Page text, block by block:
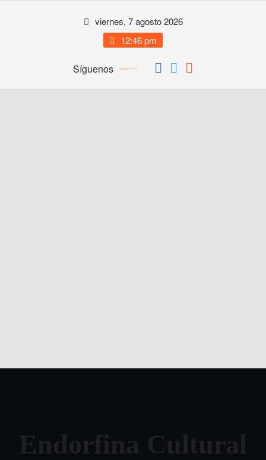
viernes, 7 agosto 2026
12:46 pm
Síguenos
Endorfina Cultural